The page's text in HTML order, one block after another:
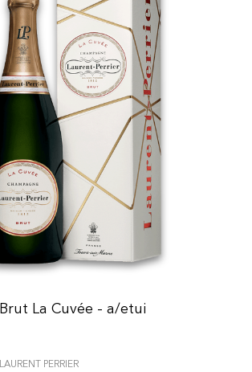
Brut La Cuvée - a/etui
LAURENT PERRIER